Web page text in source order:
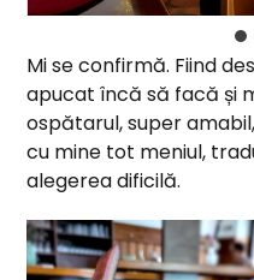
Mi se confirmă. Fiind
apucat încă să facă și
ospătarul, super
cu mine tot meniul,
alegerea dificilă.